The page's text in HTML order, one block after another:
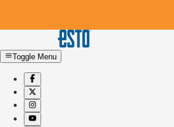
Toggle Menu